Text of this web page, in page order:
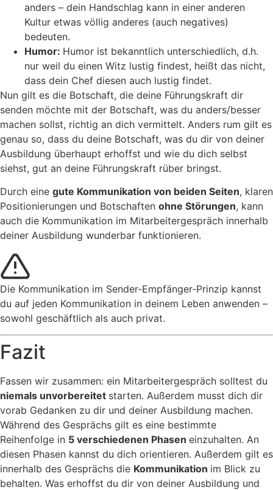
anders – dein Handschlag kann in einer anderen
Kultur etwas völlig anderes (auch negatives)
bedeuten.
Humor: Humor ist bekanntlich unterschiedlich, d.h.
nur weil du einen Witz lustig findest, heißt das nicht,
dass dein Chef diesen auch lustig findet.
Nun gilt es die Botschaft, die deine Führungskraft dir
senden möchte mit der Botschaft, was du anders/besser
machen sollst, richtig an dich vermittelt. Anders rum gilt es
genau so, dass du deine Botschaft, was du dir von deiner
Ausbildung überhaupt erhoffst und wie du dich selbst
siehst, gut an deine Führungskraft rüber bringst.
Durch eine gute Kommunikation von beiden Seiten, klaren
Positionierungen und Botschaften ohne Störungen, kann
auch die Kommunikation im Mitarbeitergespräch innerhalb
deiner Ausbildung wunderbar funktionieren.
Die Kommunikation im Sender-Empfänger-Prinzip kannst
du auf jeden Kommunikation in deinem Leben anwenden –
sowohl geschäftlich als auch privat.
Fazit
Fassen wir zusammen: ein Mitarbeitergespräch solltest du
niemals unvorbereitet starten. Außerdem musst dich dir
vorab Gedanken zu dir und deiner Ausbildung machen.
Während des Gesprächs gilt es eine bestimmte
Reihenfolge in 5 verschiedenen Phasen einzuhalten. An
diesen Phasen kannst du dich orientieren. Außerdem gilt es
innerhalb des Gesprächs die Kommunikation im Blick zu
behalten. Was erhoffst du dir von deiner Ausbildung und